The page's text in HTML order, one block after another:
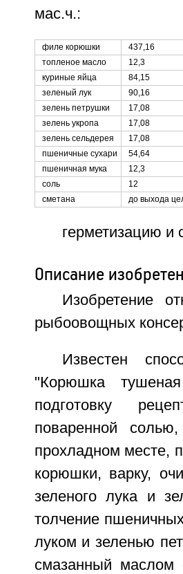
мас.ч.:
филе корюшки
437,16
топленое масло
12,3
куриные яйца
84,15
зеленый лук
90,16
зелень петрушки
17,08
зелень укропа
17,08
зелень сельдерея
17,08
пшеничные сухари
54,64
пшеничная мука
12,3
соль
12
сметана
до выхода
герметизацию и
Описание
Изобретение
рыбоовощных
Известен
"Корюшка
подготовку
поваренной
прохладном месте,
корюшки, варку,
зеленого лука и
толчение
луком и зеленью
смазанный маслом